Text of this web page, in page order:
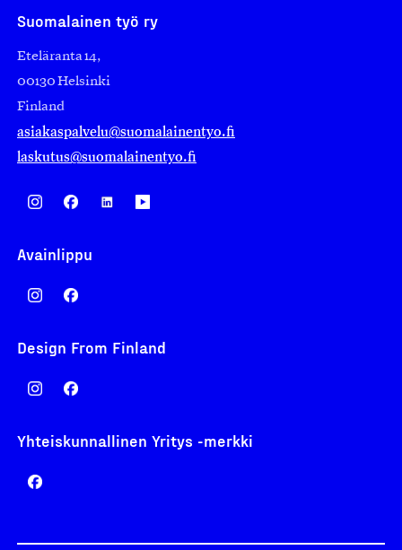
Suomalainen työ ry
Eteläranta 14,
00130 Helsinki
Finland
asiakaspalvelu@suomalainentyo.fi
laskutus@suomalainentyo.fi
Avainlippu
Design From Finland
Yhteiskunnallinen Yritys -merkki